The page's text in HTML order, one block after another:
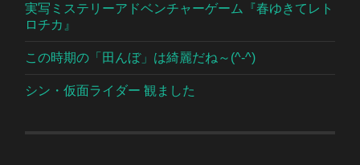
実写ミステリーアドベンチャーゲーム『春ゆきてレト
ロチカ』
この時期の「田んぼ」は綺麗だね～(^-^)
シン・仮面ライダー 観ました